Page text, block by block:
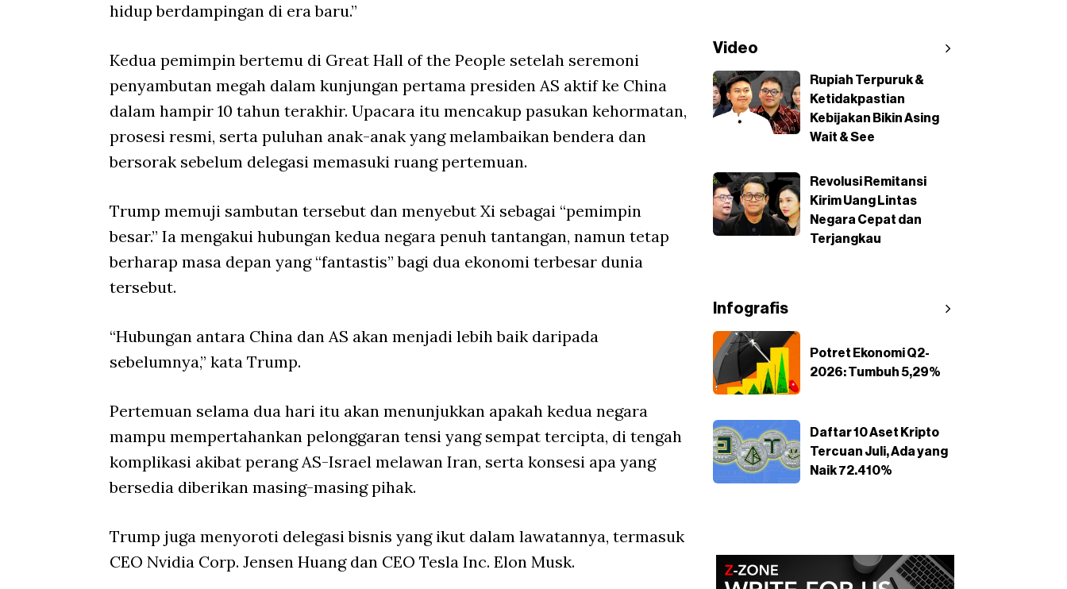
hidup berdampingan di era baru.”
Kedua pemimpin bertemu di Great Hall of the People setelah seremoni
penyambutan megah dalam kunjungan pertama presiden AS aktif ke China
dalam hampir 10 tahun terakhir. Upacara itu mencakup pasukan kehormatan,
prosesi resmi, serta puluhan anak-anak yang melambaikan bendera dan
bersorak sebelum delegasi memasuki ruang pertemuan.
Trump memuji sambutan tersebut dan menyebut Xi sebagai “pemimpin
besar.” Ia mengakui hubungan kedua negara penuh tantangan, namun tetap
berharap masa depan yang “fantastis” bagi dua ekonomi terbesar dunia
tersebut.
“Hubungan antara China dan AS akan menjadi lebih baik daripada
sebelumnya,” kata Trump.
Pertemuan selama dua hari itu akan menunjukkan apakah kedua negara
mampu mempertahankan pelonggaran tensi yang sempat tercipta, di tengah
komplikasi akibat perang AS-Israel melawan Iran, serta konsesi apa yang
bersedia diberikan masing-masing pihak.
Trump juga menyoroti delegasi bisnis yang ikut dalam lawatannya, termasuk
CEO Nvidia Corp. Jensen Huang dan CEO Tesla Inc. Elon Musk.
Video
Rupiah Terpuruk &
Ketidakpastian
Kebijakan Bikin Asing
Wait & See
Revolusi Remitansi
Kirim Uang Lintas
Negara Cepat dan
Terjangkau
Infografis
Potret Ekonomi Q2-
2026: Tumbuh 5,29%
Daftar 10 Aset Kripto
Tercuan Juli, Ada yang
Naik 72.410%